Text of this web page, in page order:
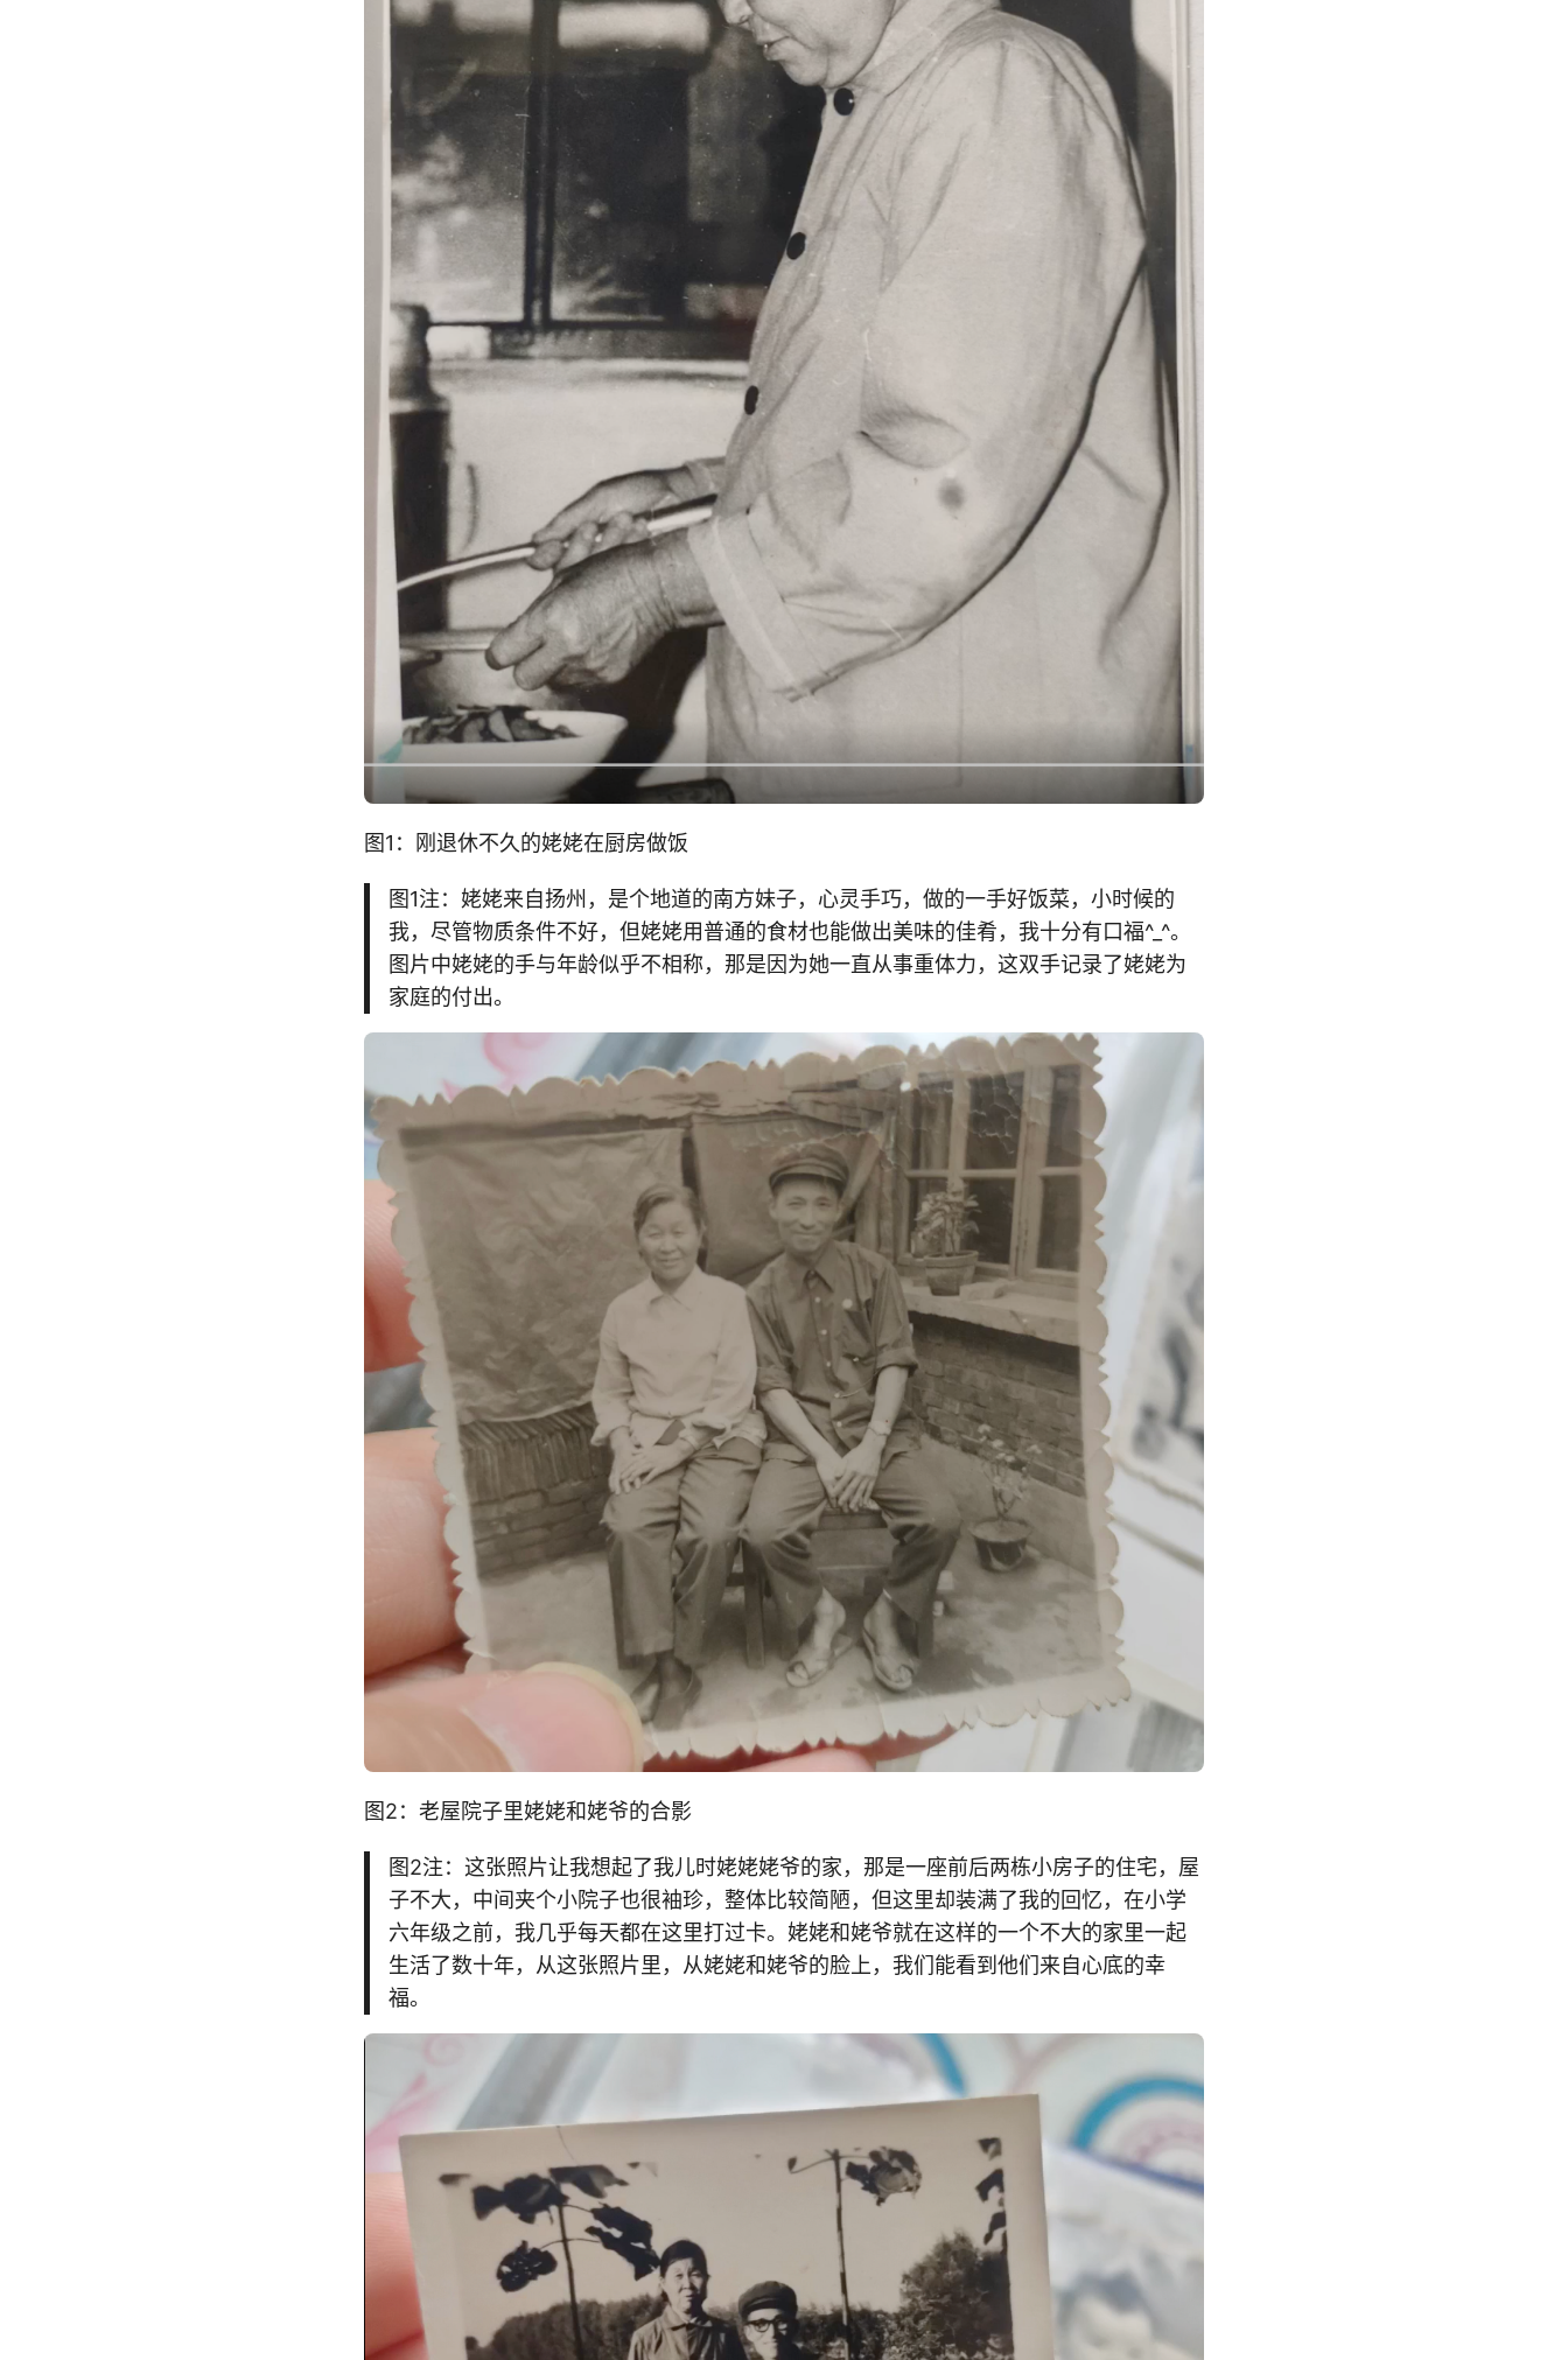
图1：刚退休不久的姥姥在厨房做饭
图1注：姥姥来自扬州，是个地道的南方妹子，心灵手巧，做的一手好饭菜，小时候的
我，尽管物质条件不好，但姥姥用普通的食材也能做出美味的佳肴，我十分有口福^_^。
图片中姥姥的手与年龄似乎不相称，那是因为她一直从事重体力，这双手记录了姥姥为
家庭的付出。
图2：老屋院子里姥姥和姥爷的合影
图2注：这张照片让我想起了我儿时姥姥姥爷的家，那是一座前后两栋小房子的住宅，屋
子不大，中间夹个小院子也很袖珍，整体比较简陋，但这里却装满了我的回忆，在小学
六年级之前，我几乎每天都在这里打过卡。姥姥和姥爷就在这样的一个不大的家里一起
生活了数十年，从这张照片里，从姥姥和姥爷的脸上，我们能看到他们来自心底的幸
福。